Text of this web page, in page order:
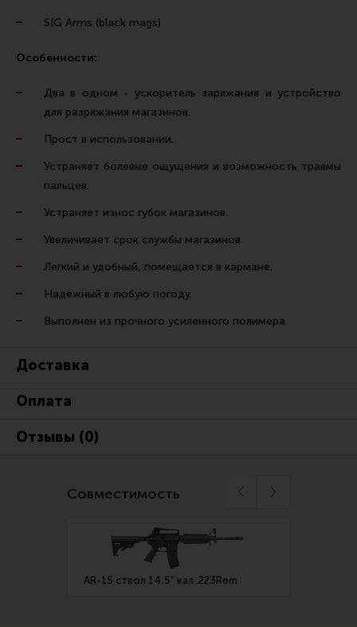
Фонари
Прочее снаряжение
Чистка, уход за оружием и релоадинг
Оружейная химия
Инструменты и другие аксессуары
Все разделы
Новости
Мероприятия
Фотоотчеты
SIG Arms (black mags)
Особенности:
Два в одном - ускоритель заряжания и устройство
для разряжания магазинов.
Прост в использовании.
Устраняет болевые ощущения и возможность травмы
пальцев.
Устраняет износ губок магазинов.
Увеличивает срок службы магазинов.
Легкий и удобный, помещается в кармане.
Надежный в любую погоду.
Выполнен из прочного усиленного полимера.
Доставка
Оплата
Отзывы (0)
Совместимость
AR-15 ствол 14,5" кал .223Rem